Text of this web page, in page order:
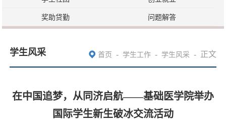
奖助贷勤 问题解答
学生风采 首页 - 学生工作 - 学生风采 - 正文
在中国追梦，从同济启航——基础医学院举办
国际学生新生破冰交流活动